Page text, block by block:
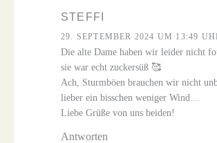
STEFFI
29. SEPTEMBER 2024 UM 13:49
Die alte Dame haben wir leider nicht
sie war echt zuckersüß 🥰
Ach, Sturmböen brauchen wir nicht
lieber ein bisschen weniger Wind…
Liebe Grüße von uns beiden!
Antworten